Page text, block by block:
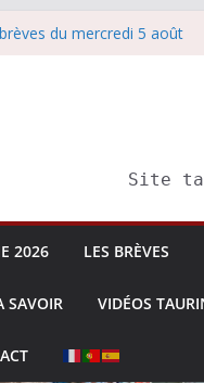
du mercredi 5 août
Site
2026 LES BRÈVES
SAVOIR VIDÉOS